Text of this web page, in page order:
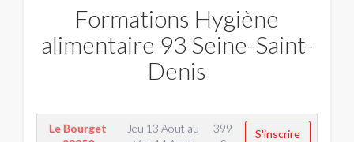
Formations Hygiène
alimentaire 93 Seine-Saint-
Denis
Le Bourget
Jeu 13 Aout au
399
S'inscrire